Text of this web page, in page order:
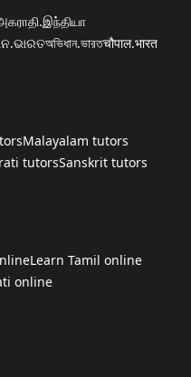
অভিধান.ভারতचौपाल.भारत
Malayalam tutors
tutorsSanskrit tutors
Learn Tamil online
online